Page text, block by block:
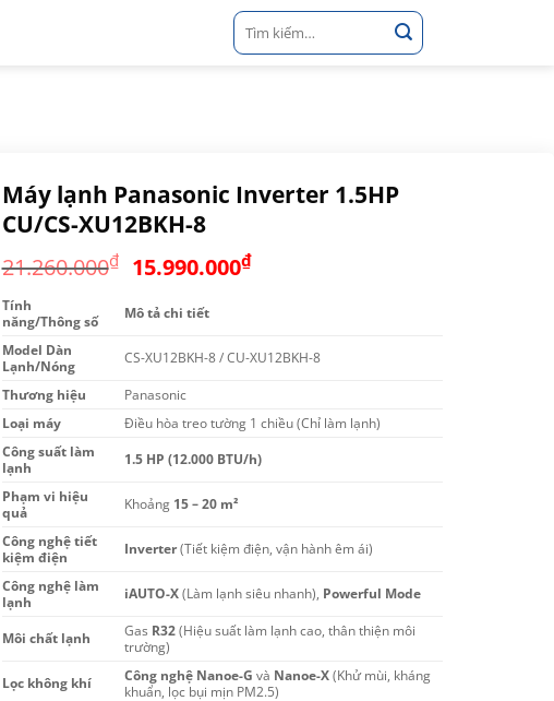
Tìm
kiếm:
Máy lạnh Panasonic Inverter 1.5HP
CU/CS-XU12BKH-8
21.260.000₫ Giá
là:
15.990.000₫Giá
15.990.000₫.
Tính
năng/Thông số
Mô tả chi tiết
Model Dàn
Lạnh/Nóng
CS-XU12BKH-8 / CU-XU12BKH-8
Thương hiệu
Panasonic
Loại máy
Điều hòa treo tường 1 chiều (Chỉ làm lạnh)
Công suất làm
lạnh
1.5 HP (12.000 BTU/h)
Phạm vi hiệu
quả
Khoảng 15 – 20 m²
Công nghệ tiết
kiệm điện
Inverter(Tiết kiệm điện, vận hành êm ái)
Công nghệ làm
lạnh
iAUTO-X(Làm lạnh siêu nhanh), Powerful Mode
Môi chất lạnh Gas R32(Hiệu suất làm lạnh cao, thân thiện môi
trường)
Lọc không khí Công nghệ Nanoe-G và Nanoe-X(Khử mùi, kháng
khuẩn, lọc bụi mịn PM2.5)